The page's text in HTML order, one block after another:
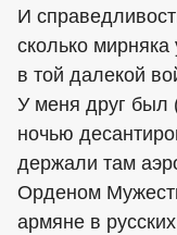
И
сколько
в той далекой
У меня друг был
ночью
держали там
Орденом
армяне в